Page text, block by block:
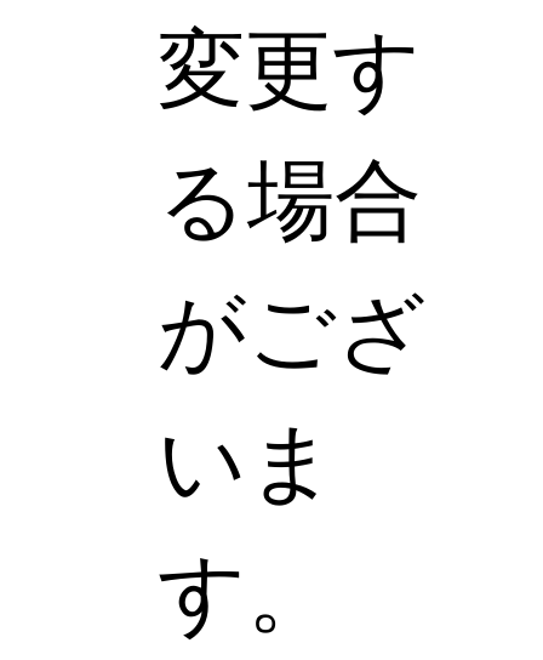
変更す
る場合
がござ
いま
す。